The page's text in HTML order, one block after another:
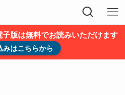
版は無料でお読みいただけます
みはこちらから